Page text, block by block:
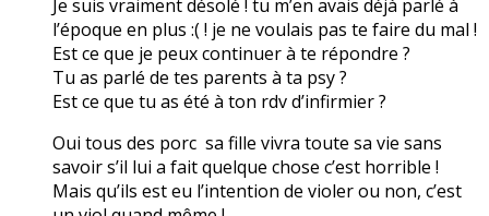
Je suis vraiment désolé ! tu m’en avais déjà parlé à
l’époque en plus :( ! je ne voulais pas te faire du mal !
Est ce que je peux continuer à te répondre ?
Tu as parlé de tes parents à ta psy ?
Est ce que tu as été à ton rdv d’infirmier ?
Oui tous des porc sa fille vivra toute sa vie sans
savoir s’il lui a fait quelque chose c’est horrible !
Mais qu’ils est eu l’intention de violer ou non, c’est